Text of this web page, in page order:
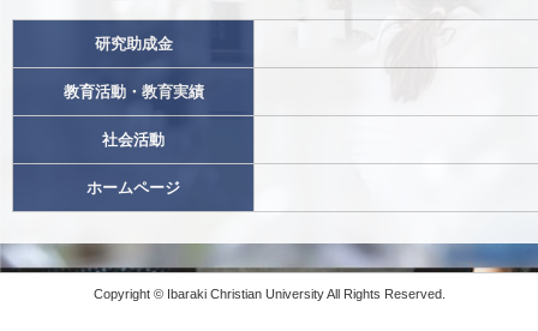
研究助成金
教育活動・教育実績
社会活動
ホームページ
Copyright © Ibaraki Christian University All Rights Reserved.